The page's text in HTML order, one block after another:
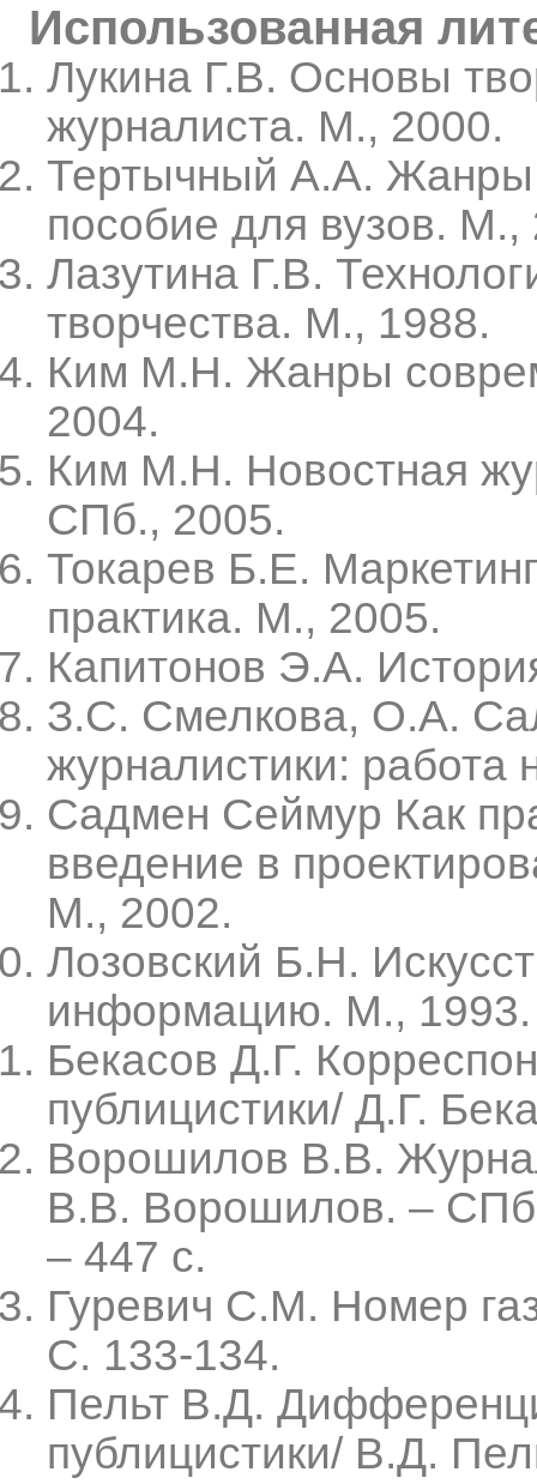
Использованная
Лукина Г.В. Основы
журналиста. М., 2000.
Тертычный А.А. Жанры
пособие для вузов. М.,
Лазутина Г.В.
творчества. М., 1988.
Ким М.Н. Жанры
2004.
Ким М.Н. Новостная
СПб., 2005.
Токарев Б.Е.
практика. М., 2005.
Капитонов Э.А.
З.С. Смелкова, О.А.
журналистики:
Садмен Сеймур Как
введение в
М., 2002.
Лозовский Б.Н.
информацию. М., 1993.
Бекасов Д.Г.
публицистики/ Д.Г.
Ворошилов В.В.
В.В. Ворошилов. –
– 447 с.
Гуревич С.М. Номер
С. 133-134.
Пельт В.Д.
публицистики/ В.Д.